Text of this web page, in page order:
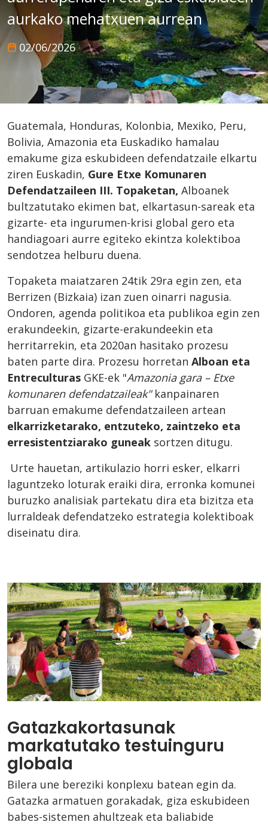
aurkako mehatxuen aurrean
02/06/2026
Guatemala, Honduras, Kolonbia, Mexiko, Peru,
Bolivia, Amazonia eta Euskadiko hamalau
emakume giza eskubideen defendatzaile elkartu
ziren Euskadin, Gure Etxe Komunaren
Defendatzaileen III. Topaketan, Alboanek
bultzatutako ekimen bat, elkartasun-sareak eta
gizarte- eta ingurumen-krisi global gero eta
handiagoari aurre egiteko ekintza kolektiboa
sendotzea helburu duena.
Topaketa maiatzaren 24tik 29ra egin zen, eta
Berrizen (Bizkaia) izan zuen oinarri nagusia.
Ondoren, agenda politikoa eta publikoa egin zen
erakundeekin, gizarte-erakundeekin eta
herritarrekin, eta 2020an hasitako prozesu
baten parte dira. Prozesu horretan Alboan eta
Entreculturas GKE-ek "Amazonia gara – Etxe
komunaren defendatzaileak"kanpainaren
barruan emakume defendatzaileen artean
elkarrizketarako, entzuteko, zaintzeko eta
erresistentziarako guneak sortzen ditugu.
Urte hauetan, artikulazio horri esker, elkarri
laguntzeko loturak eraiki dira, erronka komunei
buruzko analisiak partekatu dira eta bizitza eta
lurraldeak defendatzeko estrategia kolektiboak
diseinatu dira.
Gatazkakortasunak
markatutako testuinguru
globala
Bilera une bereziki konplexu batean egin da.
Gatazka armatuen gorakadak, giza eskubideen
babes-sistemen ahultzeak eta baliabide